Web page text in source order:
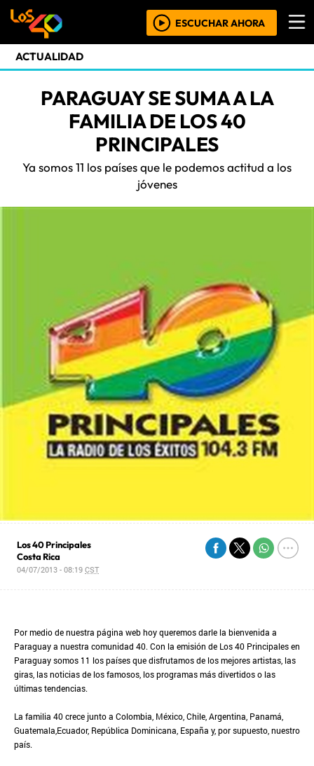
ESCUCHAR AHORA
ACTUALIDAD
PARAGUAY SE SUMA A LA
FAMILIA DE LOS 40
PRINCIPALES
Ya somos 11 los países que le podemos actitud a los
jóvenes
Los 40 Principales
Costa Rica
04/07/2013 - 08:19CST
Por medio de nuestra página web hoy queremos darle la bienvenida a
Paraguay a nuestra comunidad 40. Con la emisión de Los 40 Principales en
Paraguay somos 11 los países que disfrutamos de los mejores artistas, las
giras, las noticias de los famosos, los programas más divertidos o las
últimas tendencias.
La familia 40 crece junto a Colombia, México, Chile, Argentina, Panamá,
Guatemala,Ecuador, República Dominicana, España y, por supuesto, nuestro
país.